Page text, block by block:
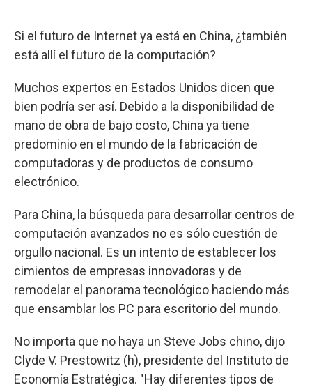
Si el futuro de Internet ya está en China, ¿también
está allí el futuro de la computación?
Muchos expertos en Estados Unidos dicen que
bien podría ser así. Debido a la disponibilidad de
mano de obra de bajo costo, China ya tiene
predominio en el mundo de la fabricación de
computadoras y de productos de consumo
electrónico.
Para China, la búsqueda para desarrollar centros de
computación avanzados no es sólo cuestión de
orgullo nacional. Es un intento de establecer los
cimientos de empresas innovadoras y de
remodelar el panorama tecnológico haciendo más
que ensamblar los PC para escritorio del mundo.
No importa que no haya un Steve Jobs chino, dijo
Clyde V. Prestowitz (h), presidente del Instituto de
Economía Estratégica. "Hay diferentes tipos de